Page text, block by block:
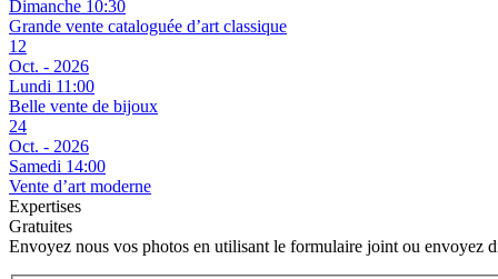
Dimanche 10:30
Grande vente cataloguée d’art classique
12
Oct. - 2026
Lundi 11:00
Belle vente de bijoux
24
Oct. - 2026
Samedi 14:00
Vente d’art moderne
Expertises
Gratuites
Envoyez nous vos photos en utilisant le formulaire joint ou envoyez